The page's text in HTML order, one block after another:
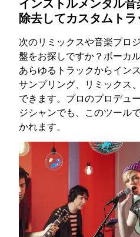
インストルメンタル
除去してカスタムト
次のリミックスや音楽プロ
盤をお探しですか？ボーカ
あらゆるトラックからイン
サンプリング、リミックス
できます。プロのプロデュ
ジシャンでも、このツール
かれます。